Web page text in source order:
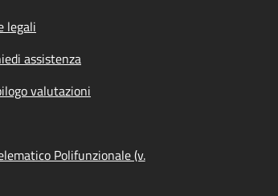
legali
assistenza
valutazioni
Polifunzionale (v.